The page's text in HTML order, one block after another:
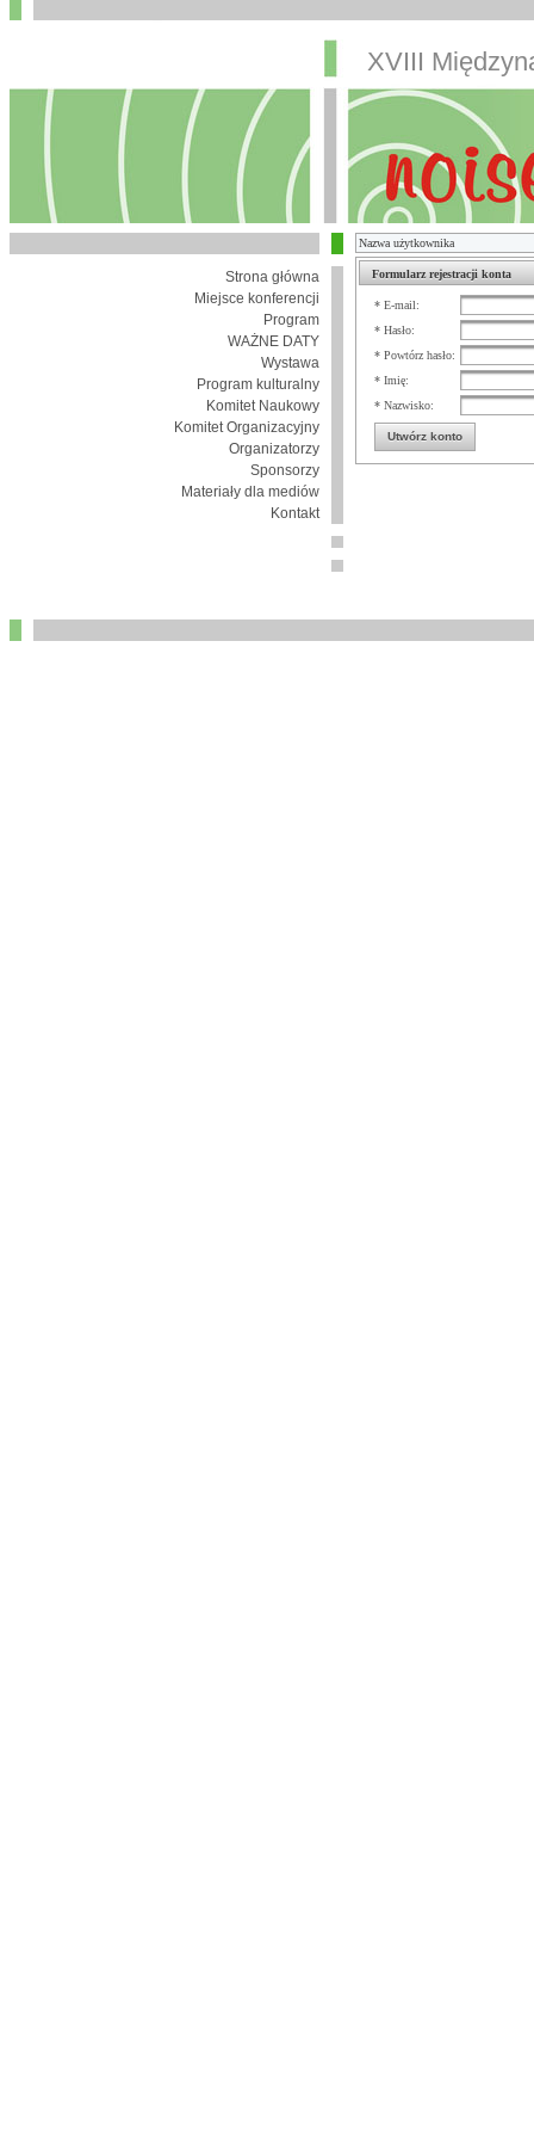
XVIII
Strona główna
Miejsce konferencji
Program
WAŻNE DATY
Wystawa
Program kulturalny
Komitet Naukowy
Komitet Organizacyjny
Organizatorzy
Sponsorzy
Materiały dla mediów
Kontakt
Formularz rejestracji konta
* E-mail:
* Hasło:
* Powtórz hasło:
* Imię:
* Nazwisko:
Utwórz konto